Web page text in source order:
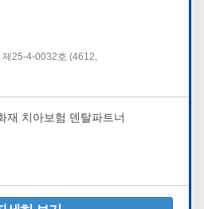
제25-4-0032호 (4612,
재 치아보험 덴탈파트너